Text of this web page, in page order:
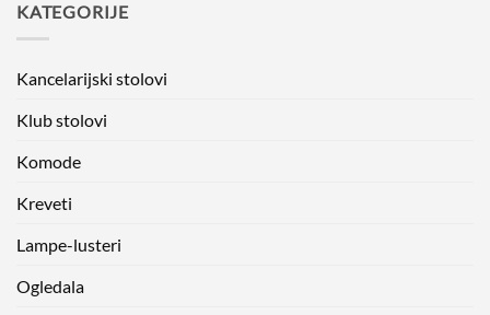
KATEGORIJE
Kancelarijski stolovi
Klub stolovi
Komode
Kreveti
Lampe-lusteri
Ogledala